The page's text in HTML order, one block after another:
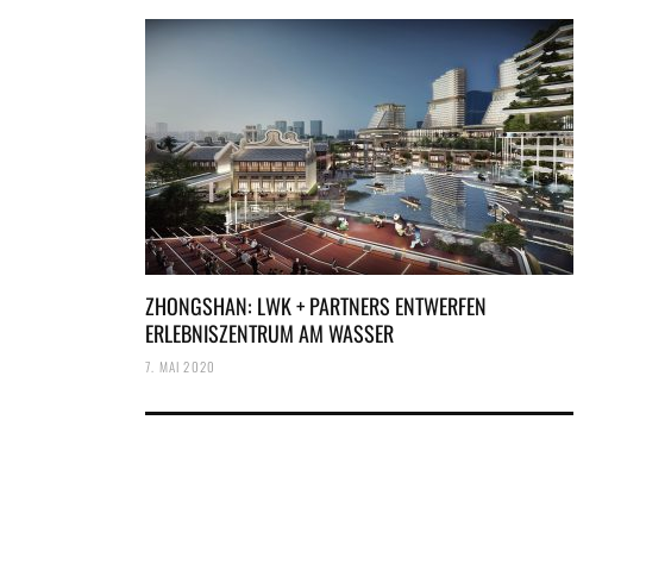
ZHONGSHAN: LWK + PARTNERS ENTWERFEN
ERLEBNISZENTRUM AM WASSER
7. MAI 2020